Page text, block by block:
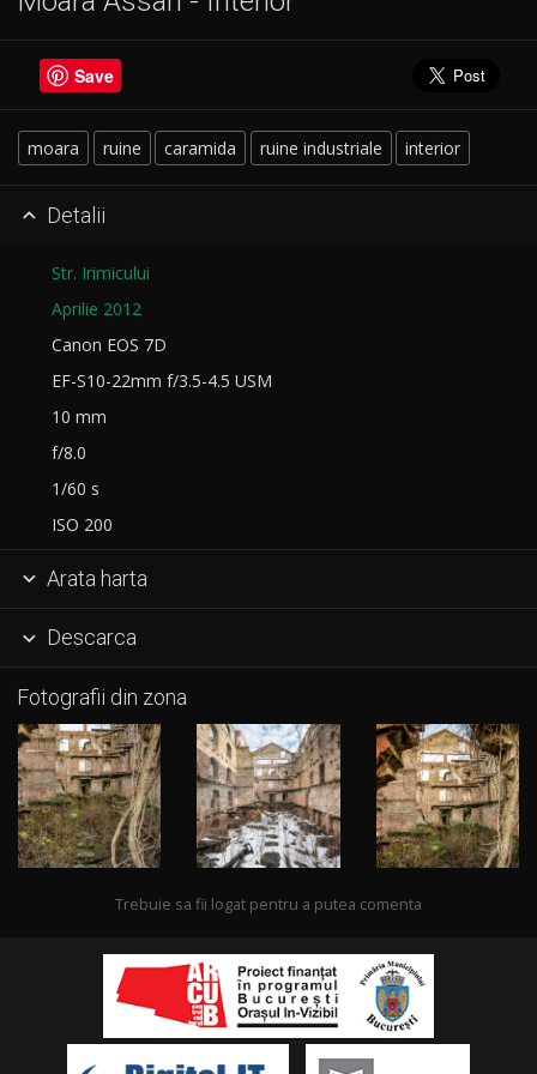
Save
moara ruine caramida ruine industriale interior
 Detalii
Str. Irimicului
Aprilie 2012
Canon EOS 7D
EF-S10-22mm f/3.5-4.5 USM
10 mm
f/8.0
1/60 s
ISO 200
 Arata harta
 Descarca
Fotografii din zona
Trebuie sa fii logat pentru a putea comenta